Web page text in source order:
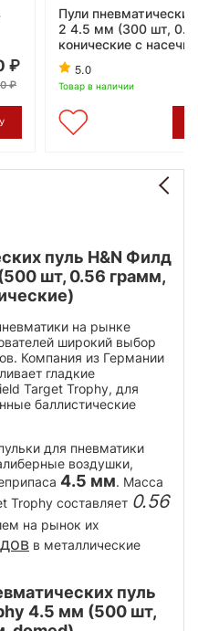
Пули
2 4.5 мм (300 шт, 0.5
конические с
5.0
Товар в наличии
пуль H&N Филд
шт, 0.56 грамм,
на рынке
широкий выбор
Компания из Германии
гладкие
Target Trophy, для
баллистические
для пневматики
воздушки,
4.5 мм. Масса
Trophy составляет 0.56
на рынок их
в металлические
пуль
4.5 мм (500 шт,